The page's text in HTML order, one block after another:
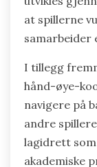
at spillerne
samarbeider
I tillegg
hånd-øye-
navigere på
andre
lagidrett
akademiske